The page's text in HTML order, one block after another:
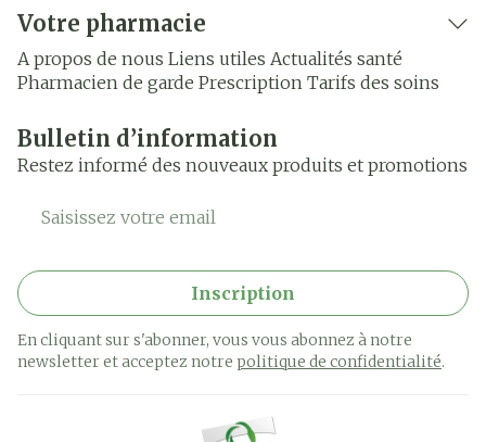
Votre pharmacie
A propos de nous Liens utiles Actualités santé
Pharmacien de garde Prescription Tarifs des soins
Bulletin d’information
Restez informé des nouveaux produits et promotions
Adresse mail
Inscription
En cliquant sur s'abonner, vous vous abonnez à notre
newsletter et acceptez notre politique de confidentialité.